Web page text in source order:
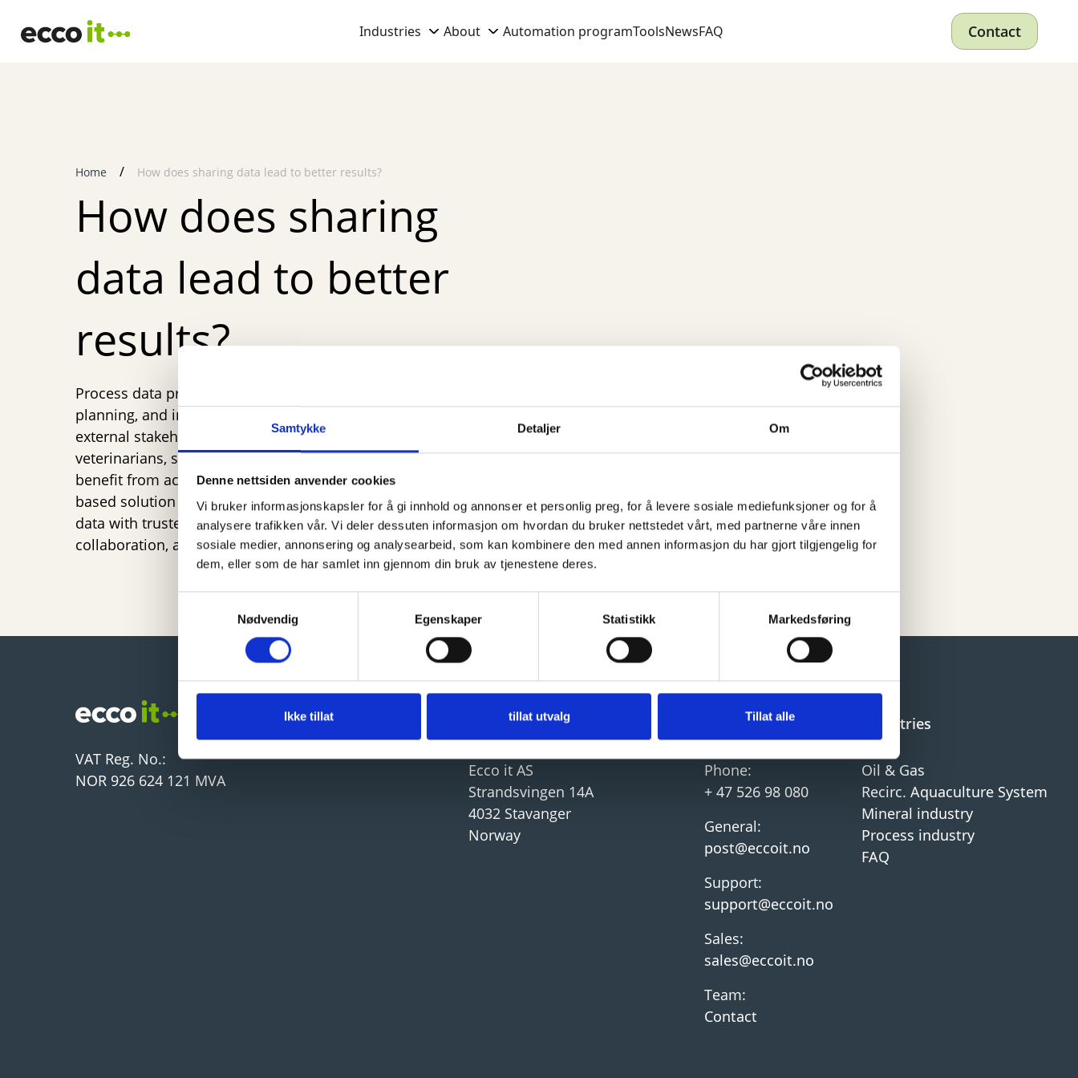
Samtykke Detaljer Om
Denne nettsiden anvender cookies
Vi bruker informasjonskapsler for å gi innhold og annonser et personlig preg, for å levere sosiale mediefunksjoner og for å
analysere trafikken vår. Vi deler dessuten informasjon om hvordan du bruker nettstedet vårt, med partnerne våre innen
sosiale medier, annonsering og analysearbeid, som kan kombinere den med annen informasjon du har gjort tilgjengelig for
dem, eller som de har samlet inn gjennom din bruk av tjenestene deres.
Nødvendig
Egenskaper Statistikk Markedsføring
Ikke tillat tillat utvalg Tillat alle
content
Industries About Automation programToolsNewsFAQ Contact
Home How does sharing data lead to better results?
How does sharing
data lead to better
results?
Process data provides value not only for production management,
planning, and integration with business systems, but also for
external stakeholders. These may include regulatory authorities,
veterinarians, suppliers, and customers – each of whom can
benefit from access to relevant operational insights. Our cloud-
based solution empowers data owners to securely share selected
data with trusted external parties, enabling transparency,
collaboration, and improved decision-making.
VAT Reg. No.:
NOR 926 624 121 MVA
Company details
Ecco it AS
Strandsvingen 14A
4032 Stavanger
Norway
Contact
Phone:
+ 47 526 98 080
General:
post@eccoit.no
Support:
support@eccoit.no
Sales:
sales@eccoit.no
Team:
Contact
Industries
Oil & Gas
Recirc. Aquaculture System
Mineral industry
Process industry
FAQ